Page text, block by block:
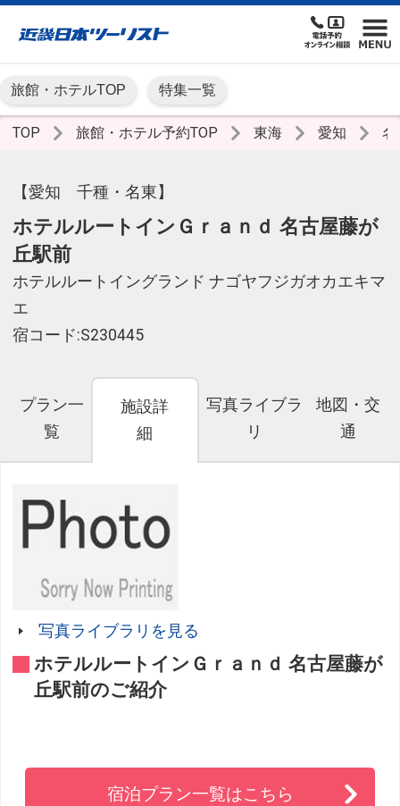
旅館・ホテルTOP 特集一覧
TOP 旅館・ホテル予約TOP 東海 愛知
【愛知 千種・名東】
ホテルルートインＧｒａｎｄ 名古屋藤が
丘駅前
ホテルルートイングランド ナゴヤフジガオカエキマ
エ
宿コード:S230445
プラン一
覧
施設詳
細
写真ライブラ
リ
地図・交
通
写真ライブラリを見る
ホテルルートインＧｒａｎｄ 名古屋藤が
丘駅前のご紹介
宿泊プラン一覧はこちら